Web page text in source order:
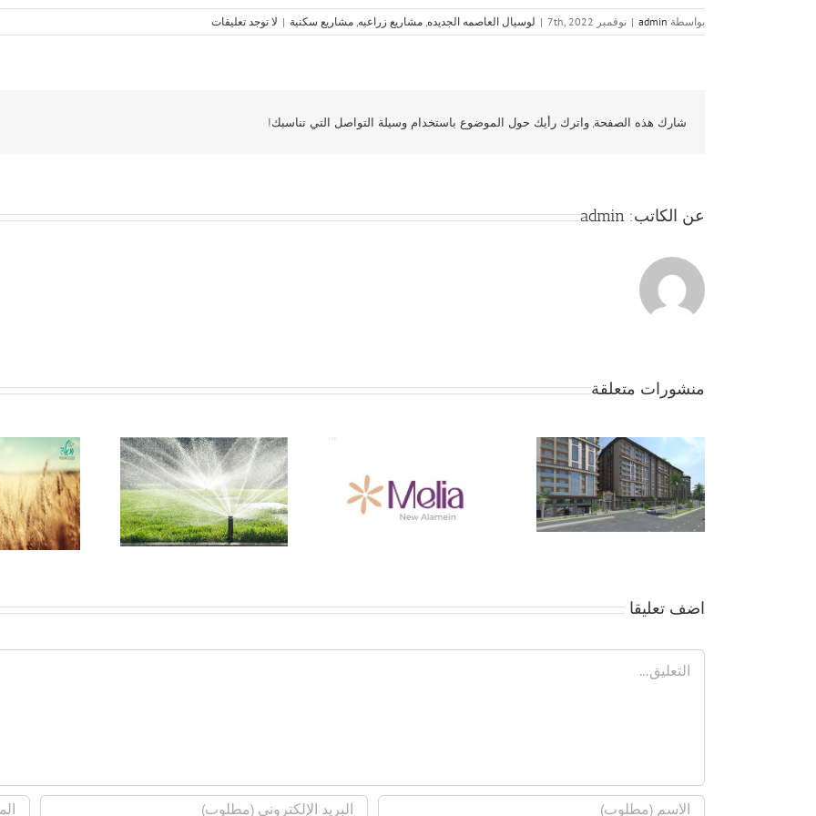
بواسطة admin
| نوفمبر 7th, 2022 | لوسيال العاصمه الجديده, مشاريع زراعيه, مشاريع سكنية | لا توجد تعليقات
شارك هذه الصفحة, واترك رأيك حول الموضوع باستخدام وسيلة التواصل التي تناسبك!
عن الكاتب: admin
منشورات متعلقة
جمعية بداية – الموقف الان
… لا تفاوض إلا بعد موافقة
الأعضاء
جمعية بداية – إعلان جمعية
بداية عن حاجتها لشركه
تطوير عقارى لتنفيذ
مشروع ميليا العلمين
الجديده
جمعية بداية -
التنمية للاستثمار
بالوادى الجديد
اضف تعليقا
تعليق